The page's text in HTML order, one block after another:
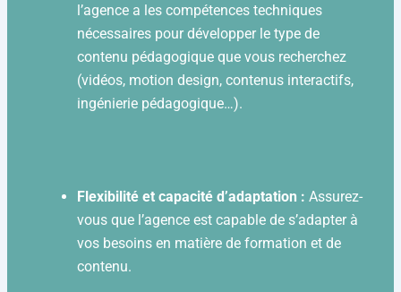
l’agence a les compétences techniques
nécessaires pour développer le type de
contenu pédagogique que vous recherchez
(vidéos, motion design, contenus interactifs,
ingénierie pédagogique…).
Flexibilité et capacité d’adaptation : Assurez-
vous que l’agence est capable de s’adapter à
vos besoins en matière de formation et de
contenu.